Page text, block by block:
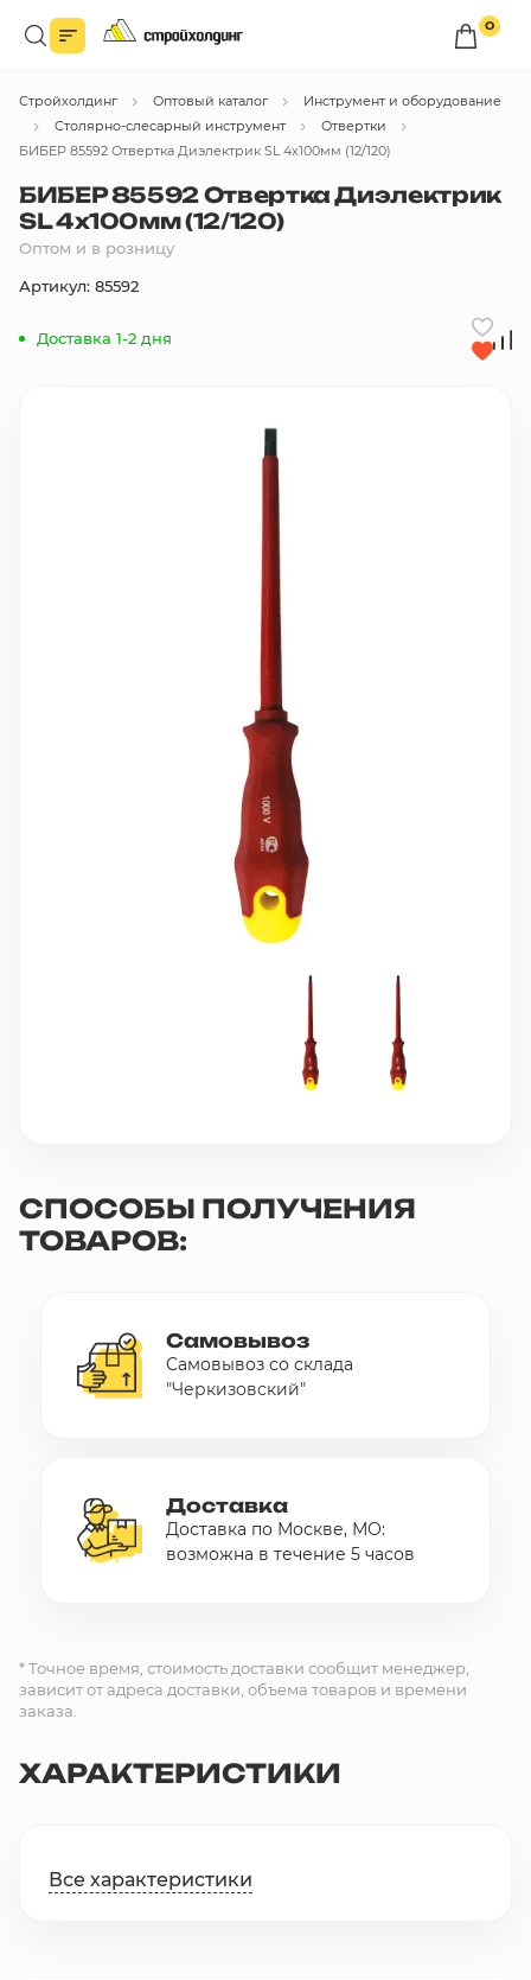
0
Войдите в личный кабинет
Вы сможете оформлять заказыпо оптовым ценам.
Каталог товаров
Оплата
Все бренды
Стройхолдинг Оптовый каталог
Инструмент и оборудование
Столярно-слесарный инструмент
Отвертки
БИБЕР 85592 Отвертка Диэлектрик SL 4х100мм (12/120)
БИБЕР 85592 Отвертка Диэлектрик
SL 4х100мм (12/120)
Оптом и в розницу
Артикул: 85592
Доставка 1-2 дня
СПОСОБЫ ПОЛУЧЕНИЯ
ТОВАРОВ:
Самовывоз
Самовывоз со склада
"Черкизовский"
Доставка
Доставка по Москве, МО:
возможна в течение 5 часов
* Точное время, стоимость доставки сообщит менеджер,
зависит от адреса доставки, объема товаров и времени
заказа.
ХАРАКТЕРИСТИКИ
Все характеристики